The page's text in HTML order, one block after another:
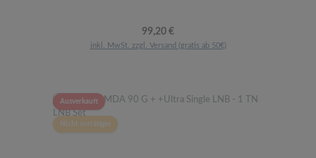
Regulärer Preis:
99,20 €
inkl. MwSt. zzgl. Versand (gratis ab 50€)
Ausverkauft
Nicht vorrätiges